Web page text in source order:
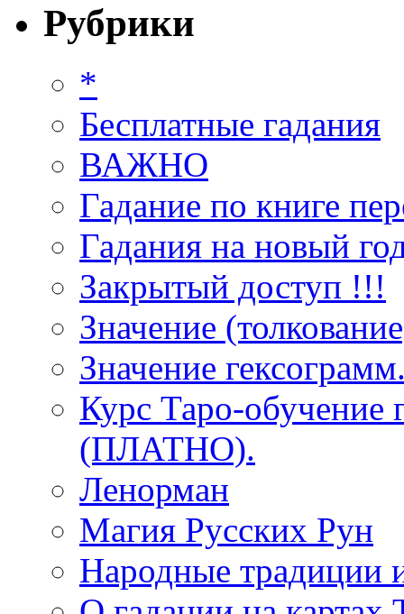
Рубрики
*
Бесплатные гадания
ВАЖНО
Гадание по книге
Гадания на новый
Закрытый доступ !!!
Значение
Значение
Курс Таро-обучение
(ПЛАТНО).
Ленорман
Магия Русских Рун
Народные традиции